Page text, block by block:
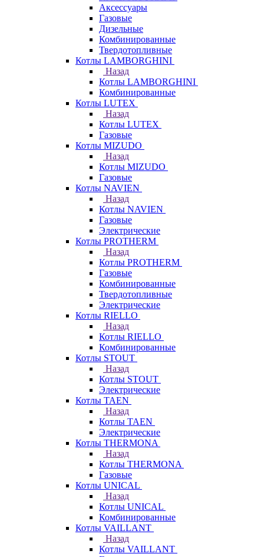
Аксессуары
Газовые
Дизельные
Комбинированные
Твердотопливные
Котлы LAMBORGHINI
Назад
Котлы LAMBORGHINI
Комбинированные
Котлы LUTEX
Назад
Котлы LUTEX
Газовые
Котлы MIZUDO
Назад
Котлы MIZUDO
Газовые
Котлы NAVIEN
Назад
Котлы NAVIEN
Газовые
Электрические
Котлы PROTHERM
Назад
Котлы PROTHERM
Газовые
Комбинированные
Твердотопливные
Электрические
Котлы RIELLO
Назад
Котлы RIELLO
Комбинированные
Котлы STOUT
Назад
Котлы STOUT
Электрические
Котлы TAEN
Назад
Котлы TAEN
Электрические
Котлы THERMONA
Назад
Котлы THERMONA
Газовые
Котлы UNICAL
Назад
Котлы UNICAL
Комбинированные
Котлы VAILLANT
Назад
Котлы VAILLANT